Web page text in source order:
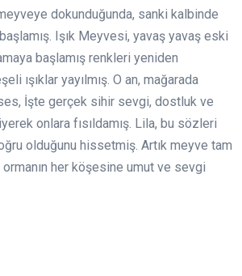
dokunduğunda, sanki kalbinde
Işık Meyvesi, yavaş yavaş eski
başlamış renkleri yeniden
ışıklar yayılmış. O an, mağarada
İşte gerçek sihir sevgi, dostluk ve
onlara fısıldamış. Lila, bu sözleri
olduğunu hissetmiş. Artık meyve tam
ormanın her köşesine umut ve sevgi